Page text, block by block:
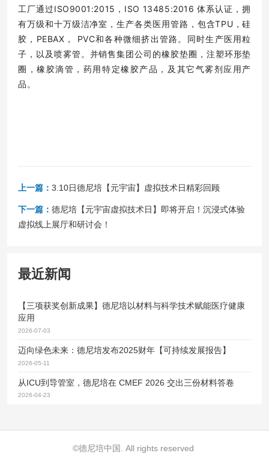
工厂通过ISO9001:2015，ISO 13485:2016 体系认证，拥
有万级和十万级洁净室，生产各类医用管路，包含TPU，硅
胶，PEBAX， PVC和各种微细挤出管路。同时生产医用粒
子，以及喷雾管。并销售集团公司的橡胶垫圈，注塑环形垫
圈，橡胶滴管，药用特定橡胶产品，及其它气雾剂应用产
品。
上一篇： 3.10日德尼培【元宇宙】虚拟技术日精彩回顾
下一篇： 德尼培【元宇宙虚拟技术日】即将开启！沉浸式体验
虚拟线上展厅和研讨会！
最近新闻
【三项获奖创新成果】德尼培以材料与科学技术赋能医疗健康
应用
2026-07-03
迈向绿色未来：德尼培发布2025财年【可持续发展报告】
2026-05-11
从ICU到导管室，德尼培在 CMEF 2026 交出三份材料答卷
2026-04-23
©德尼培中国. All rights reserved